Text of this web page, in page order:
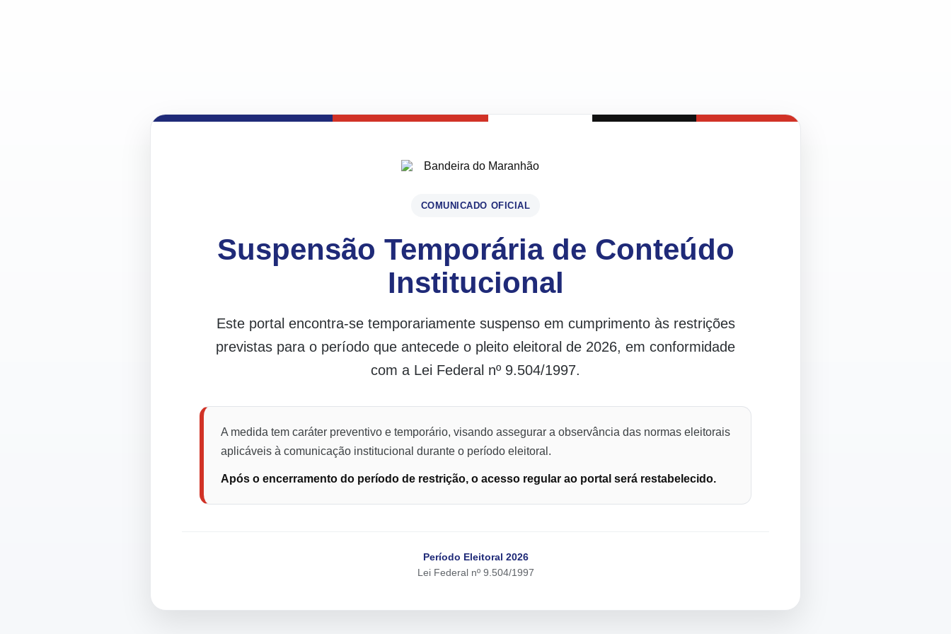
COMUNICADO OFICIAL
Suspensão Temporária de Conteúdo
Institucional
Este portal encontra-se temporariamente suspenso em cumprimento às restrições
previstas para o período que antecede o pleito eleitoral de 2026, em conformidade
com a Lei Federal nº 9.504/1997.
A medida tem caráter preventivo e temporário, visando assegurar a observância das normas eleitorais
aplicáveis à comunicação institucional durante o período eleitoral.
Após o encerramento do período de restrição, o acesso regular ao portal será restabelecido.
Período Eleitoral 2026
Lei Federal nº 9.504/1997